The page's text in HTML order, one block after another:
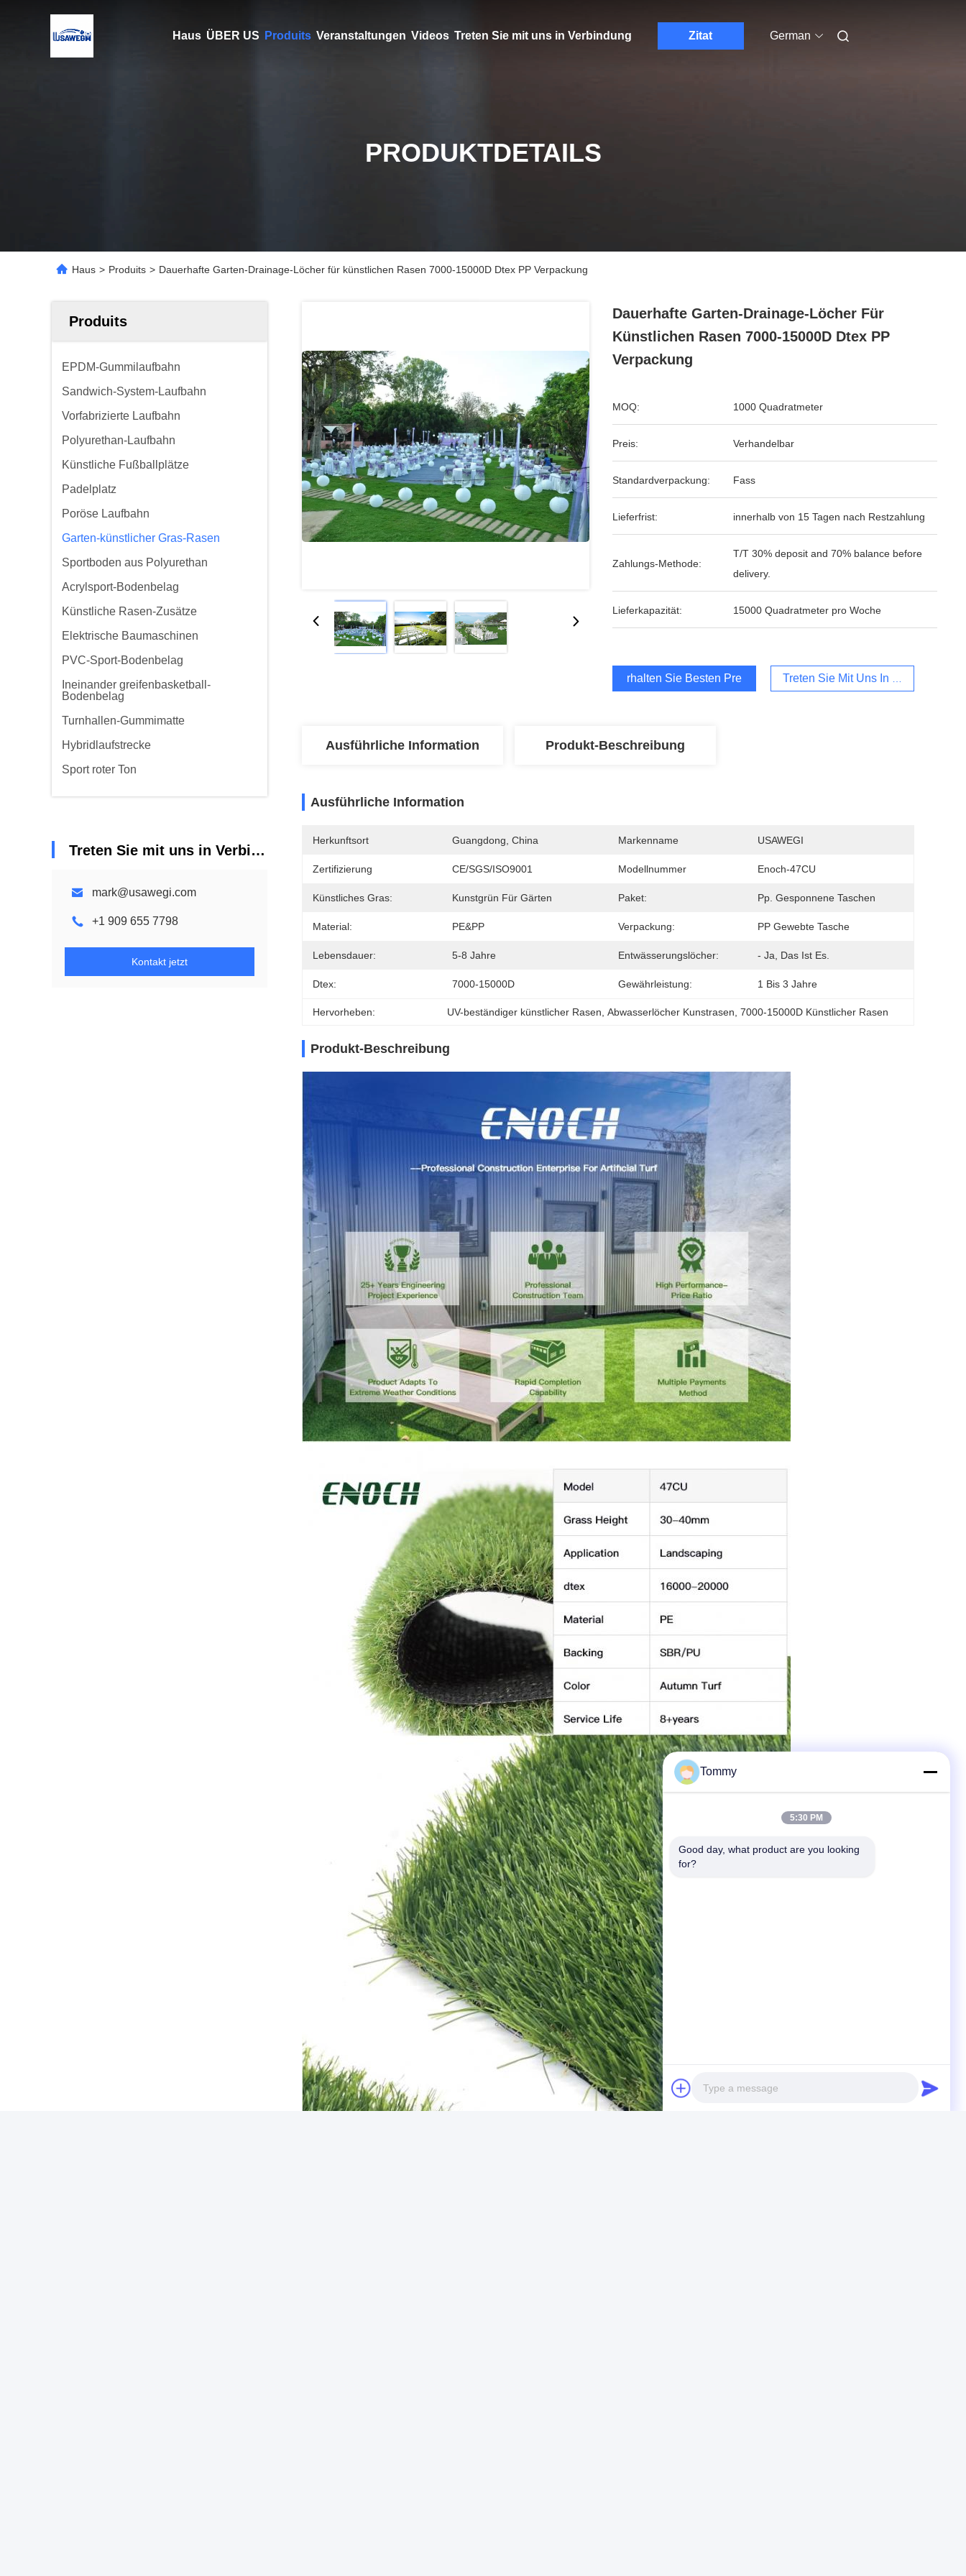
Haus ÜBER US Produits Veranstaltungen Videos Treten Sie mit uns in Verbindung Zitat German
PRODUKTDETAILS
Haus > Produits > Dauerhafte Garten-Drainage-Löcher für künstlichen Rasen 7000-15000D Dtex PP Verpackung
Produits
EPDM-Gummilaufbahn
Sandwich-System-Laufbahn
Vorfabrizierte Laufbahn
Polyurethan-Laufbahn
Künstliche Fußballplätze
Padelplatz
Poröse Laufbahn
Garten-künstlicher Gras-Rasen
Sportboden aus Polyurethan
Acrylsport-Bodenbelag
Künstliche Rasen-Zusätze
Elektrische Baumaschinen
PVC-Sport-Bodenbelag
Ineinander greifenbasketball-
Bodenbelag
Turnhallen-Gummimatte
Hybridlaufstrecke
Sport roter Ton
Treten Sie mit uns in Verbindung
mark@usawegi.com
+1 909 655 7798
Kontakt jetzt
Dauerhafte Garten-Drainage-Löcher Für
Künstlichen Rasen 7000-15000D Dtex PP
Verpackung
MOQ: 1000 Quadratmeter
Preis: Verhandelbar
Standardverpackung: Fass
Lieferfrist: innerhalb von 15 Tagen nach Restzahlung
Zahlungs-Methode:
T/T 30% deposit and 70% balance before
delivery.
Lieferkapazität: 15000 Quadratmeter pro Woche
Erhalten Sie Besten Preis Treten Sie Mit Uns In Verbindung
Ausführliche Information Produkt-Beschreibung
Ausführliche Information
Herkunftsort Guangdong, China Markenname USAWEGI
Zertifizierung CE/SGS/ISO9001 Modellnummer Enoch-47CU
Künstliches Gras: Kunstgrün Für Gärten Paket: Pp. Gesponnene Taschen
Material: PE&PP Verpackung: PP Gewebte Tasche
Lebensdauer: 5-8 Jahre Entwässerungslöcher: - Ja, Das Ist Es.
Dtex: 7000-15000D Gewährleistung: 1 Bis 3 Jahre
Hervorheben: UV-beständiger künstlicher Rasen , Abwasserlöcher Kunstrasen , 7000-15000D Künstlicher Rasen
Produkt-Beschreibung
Tommy
5:30 PM
Good day, what product are you looking
for?